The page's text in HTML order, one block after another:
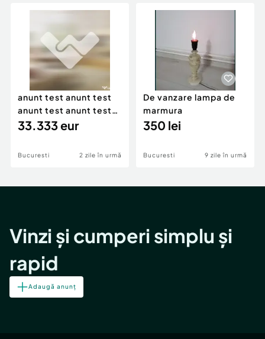
Animale de companie
Afaceri și echipamente profesionale
Inchiriere Bunuri si Vehicule
Utilaje agricole si industriale
Piese auto si accesorii
Dacia Duster
anunt test anunt test
anunt test anunt test
anunt test
33.333 eur
Bucuresti 2 zile în urmă
De vanzare lampa de
marmura
350 lei
Bucuresti 9 zile în urmă
Vinzi și cumperi simplu și
rapid
Adaugă anunț